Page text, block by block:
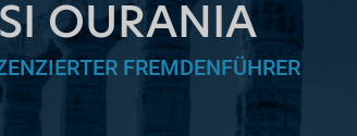
OURANIA
FREMDENFÜHRER